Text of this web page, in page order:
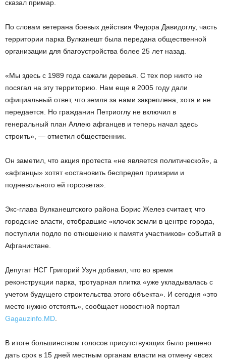
сказал примар.
По словам ветерана боевых действия Федора Давидоглу, часть
территории парка Вулканешт была передана общественной
организации для благоустройства более 25 лет назад.
«Мы здесь с 1989 года сажали деревья. С тех пор никто не
посягал на эту территорию. Нам еще в 2005 году дали
официальный ответ, что земля за нами закреплена, хотя и не
передается. Но гражданин Петриоглу не включил в
генеральный план Аллею афганцев и теперь начал здесь
строить», — отметил общественник.
Он заметил, что акция протеста «не является политической», а
«афганцы» хотят «остановить беспредел примэрии и
подневольного ей горсовета».
Экс-глава Вулканештского района Борис Желез считает, что
городские власти, отобравшие «клочок земли в центре города,
поступили подло по отношению к памяти участников» событий в
Афганистане.
Депутат НСГ Григорий Узун добавил, что во время
реконструкции парка, тротуарная плитка «уже укладывалась с
учетом будущего строительства этого объекта». И сегодня «это
место нужно отстоять», сообщает новостной портал
Gagauzinfo.MD
В итоге большинством голосов присутствующих было решено
дать срок в 15 дней местным органам власти на отмену «всех